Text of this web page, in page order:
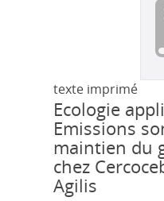
texte imprimé
Ecologie
Emissions
maintien du
chez
Agilis